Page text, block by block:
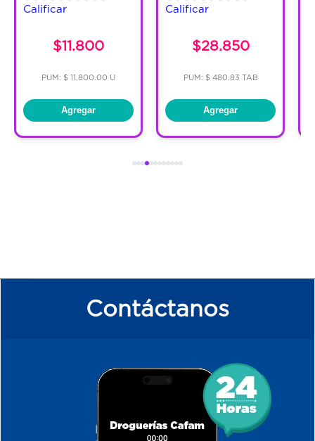
Calificar
$11.800
PUM: $ 11,800.00 U
Agregar
Calificar
$28.850
PUM: $ 480.83 TAB
Agregar
Contáctanos